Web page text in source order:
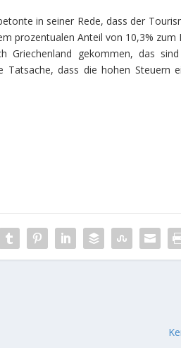
in seiner Rede, dass der
prozentualen Anteil von 10,3% zum
Griechenland gekommen, das
Tatsache, dass die hohen Steuern